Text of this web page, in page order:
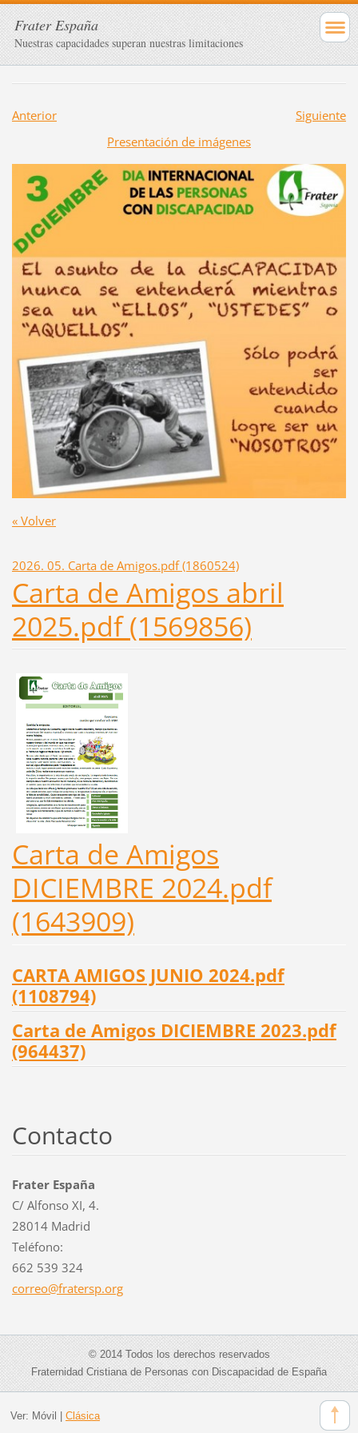
Frater España
Nuestras capacidades superan nuestras limitaciones
Anterior
Siguiente
Presentación de imágenes
« Volver
2026. 05. Carta de Amigos.pdf (1860524)
Carta de Amigos abril
2025.pdf (1569856)
Carta de Amigos
DICIEMBRE 2024.pdf
(1643909)
CARTA AMIGOS JUNIO 2024.pdf
(1108794)
Carta de Amigos DICIEMBRE 2023.pdf
(964437)
Contacto
Frater España
C/ Alfonso XI, 4.
28014 Madrid
Teléfono:
662 539 324
correo@fratersp.org
© 2014 Todos los derechos reservados
Fraternidad Cristiana de Personas con Discapacidad de España
Ver: Móvil Clásica